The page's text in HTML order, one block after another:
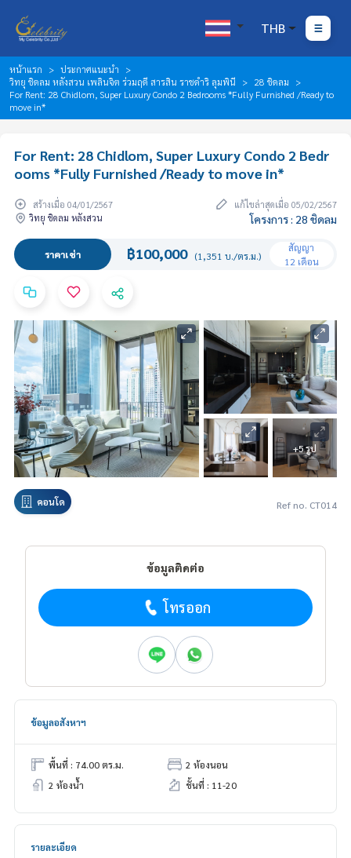
THB
หน้าแรก
ประกาศแนะนำ
วิทยุ ชิดลม หลังสวน เพลินจิต ร่วมฤดี สารสิน ราชดำริ ลุมพินี
28 ชิดลม
For Rent: 28 Chidlom, Super Luxury Condo 2 Bedrooms *Fully Furnished /Ready to
move in*
For Rent: 28 Chidlom, Super Luxury Condo 2 Bedr
ooms *Fully Furnished /Ready to move in*
สร้างเมื่อ 04/01/2567
แก้ไขล่าสุดเมื่อ 05/02/2567
วิทยุ ชิดลม หลังสวน
โครงการ : 28 ชิดลม
ราคาเช่า ฿100,000 (1,351 บ./ตร.ม.)
สัญญา
12 เดือน
+5 รูป
คอนโด Ref no. CT014
ข้อมูลติดต่อ
โทรออก
ข้อมูลอสังหาฯ
พื้นที่ : 74.00 ตร.ม.
2 ห้องนอน
2 ห้องน้ำ
ชั้นที่ : 11-20
รายละเอียด